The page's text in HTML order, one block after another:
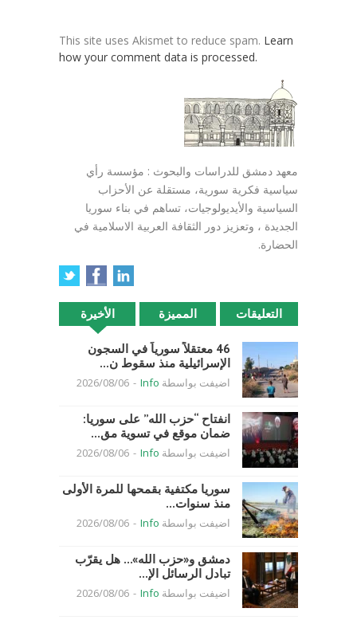
This site uses Akismet to reduce spam. Learn
how your comment data is processed.
معهد دمشق للدراسات والبحوث : مؤسسة رأي
سياسية فكرية سورية، مستقلة عن الأحزاب
السياسية والأيديولوجيات، تساهم في بناء سوريا
الجديدة ، وتعزيز دور الثقافة العربية الاسلامية في
الحضارة.
الأخيرة المميزة التعليقات
46 معتقلاً سورياً في السجون
الإسرائيلية منذ سقوط ن...
اضيفت بواسطة Info
-
2026/08/06
انفتاح “حزب الله” على سوريا:
ضمان موقع في تسوية مق...
اضيفت بواسطة Info
-
2026/08/06
سوريا مكتفية بقمحها للمرة الأولى
منذ سنوات...
اضيفت بواسطة Info
-
2026/08/06
دمشق و«حزب الله»… هل يقرّب
تبادل الرسائل الإ...
اضيفت بواسطة Info
-
2026/08/06